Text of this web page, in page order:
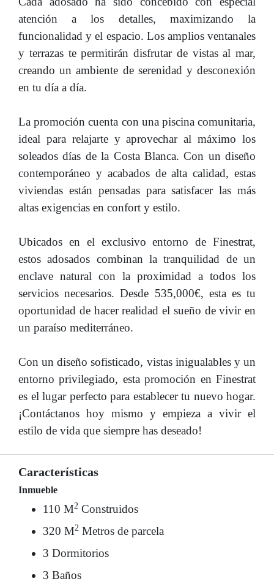
atención a los detalles, maximizando la
funcionalidad y el espacio. Los amplios ventanales
y terrazas te permitirán disfrutar de vistas al mar,
creando un ambiente de serenidad y desconexión
en tu día a día.
La promoción cuenta con una piscina comunitaria,
ideal para relajarte y aprovechar al máximo los
soleados días de la Costa Blanca. Con un diseño
contemporáneo y acabados de alta calidad, estas
viviendas están pensadas para satisfacer las más
altas exigencias en confort y estilo.
Ubicados en el exclusivo entorno de Finestrat,
estos adosados combinan la tranquilidad de un
enclave natural con la proximidad a todos los
servicios necesarios. Desde 535,000€, esta es tu
oportunidad de hacer realidad el sueño de vivir en
un paraíso mediterráneo.
Con un diseño sofisticado, vistas inigualables y un
entorno privilegiado, esta promoción en Finestrat
es el lugar perfecto para establecer tu nuevo hogar.
¡Contáctanos hoy mismo y empieza a vivir el
estilo de vida que siempre has deseado!
Características
Inmueble
110 M2 Construidos
320 M2 Metros de parcela
3 Dormitorios
3 Baños